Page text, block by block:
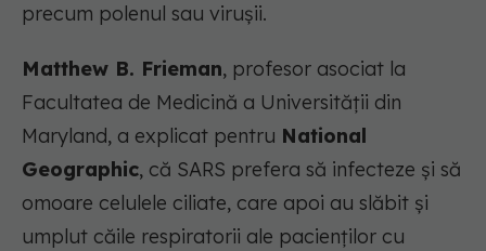
precum polenul sau virușii.
Matthew B. Frieman, profesor asociat la
Facultatea de Medicină a Universității din
Maryland, a explicat pentru National
Geographic, că SARS prefera să infecteze și să
omoare celulele ciliate, care apoi au slăbit și
umplut căile respiratorii ale pacienților cu